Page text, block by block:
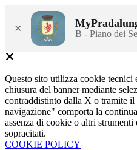
× B - Piano dei
Questo sito utilizza cookie tecnici
chiusura del banner mediante
contraddistinto dalla X o tramite
navigazione" comporta la
assenza di cookie o altri
sopracitati.
COOKIE POLICY